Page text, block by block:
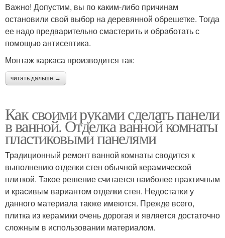
Важно! Допустим, вы по каким-либо причинам
остановили свой выбор на деревянной обрешетке. Тогда
ее надо предварительно смастерить и обработать с
помощью антисептика.
Монтаж каркаса производится так:
читать дальше →
Как своими руками сделать панели
в ванной. Отделка ванной комнаты
пластиковыми панелями
Традиционный ремонт ванной комнаты сводится к
выполнению отделки стен обычной керамической
плиткой. Такое решение считается наиболее практичным
и красивым вариантом отделки стен. Недостатки у
данного материала также имеются. Прежде всего,
плитка из керамики очень дорогая и является достаточно
сложным в использовании материалом.